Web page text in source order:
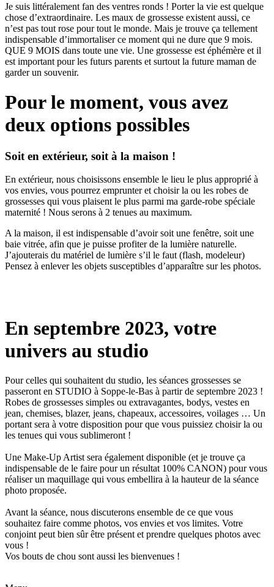
Je suis littéralement fan des ventres ronds ! Porter la vie est quelque
chose d’extraordinaire. Les maux de grossesse existent aussi, ce
n’est pas tout rose pour tout le monde. Mais je trouve ça tellement
indispensable d’immortaliser ce moment qui ne dure que 9 mois.
QUE 9 MOIS dans toute une vie. Une grossesse est éphémère et il
est important pour les futurs parents et surtout la future maman de
garder un souvenir.
Pour le moment, vous avez
deux options possibles
Soit en extérieur, soit à la maison !
En extérieur, nous choisissons ensemble le lieu le plus approprié à
vos envies, vous pourrez emprunter et choisir la ou les robes de
grossesses qui vous plaisent le plus parmi ma garde-robe spéciale
maternité ! Nous serons à 2 tenues au maximum.
A la maison, il est indispensable d’avoir soit une fenêtre, soit une
baie vitrée, afin que je puisse profiter de la lumière naturelle.
J’ajouterais du matériel de lumière s’il le faut (flash, modeleur)
Pensez à enlever les objets susceptibles d’apparaître sur les photos.
En septembre 2023, votre
univers au studio
Pour celles qui souhaitent du studio, les séances grossesses se
passeront en STUDIO à Soppe-le-Bas à partir de septembre 2023 !
Robes de grossesses simples ou extravagantes, bodys, vestes en
jean, chemises, blazer, jeans, chapeaux, accessoires, voilages … Un
portant sera à votre disposition pour que vous puissiez choisir la ou
les tenues qui vous sublimeront !
Une Make-Up Artist sera également disponible (et je trouve ça
indispensable de le faire pour un résultat 100% CANON) pour vous
réaliser un maquillage qui vous embellira à la hauteur de la séance
photo proposée.
Avant la séance, nous discuterons ensemble de ce que vous
souhaitez faire comme photos, vos envies et vos limites. Votre
conjoint peut bien sûr être présent et prendre quelques photos avec
vous !
Vos bouts de chou sont aussi les bienvenues !